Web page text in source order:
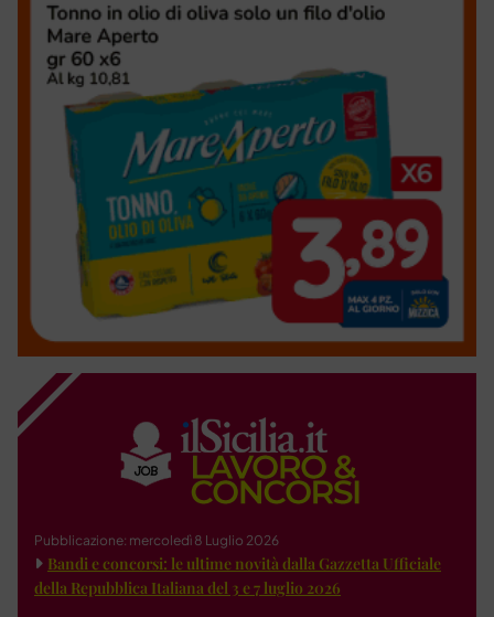
Pubblicazione: mercoledì 8 Luglio 2026
Bandi e concorsi: le ultime novità dalla Gazzetta Ufficiale
della Repubblica Italiana del 3 e 7 luglio 2026